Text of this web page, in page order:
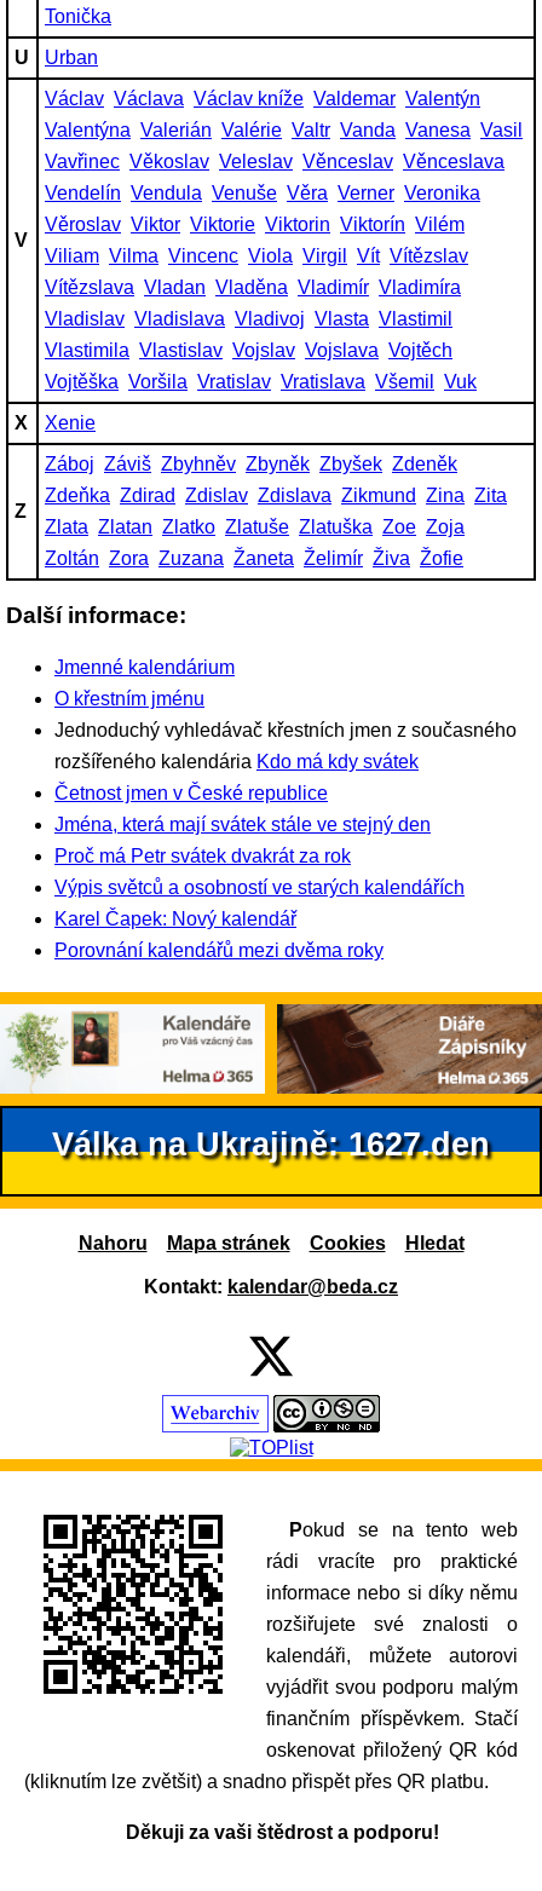
Tonička
U
Urban
V
Václav Václava Václav kníže Valdemar Valentýn
Valentýna Valerián Valérie Valtr Vanda Vanesa Vasil
Vavřinec Věkoslav Veleslav Věnceslav Věnceslava
Vendelín Vendula Venuše Věra Verner Veronika
Věroslav Viktor Viktorie Viktorin Viktorín Vilém
Viliam Vilma Vincenc Viola Virgil Vít Vítězslav
Vítězslava Vladan Vladěna Vladimír Vladimíra
Vladislav Vladislava Vladivoj Vlasta Vlastimil
Vlastimila Vlastislav Vojslav Vojslava Vojtěch
Vojtěška Voršila Vratislav Vratislava Všemil
Vuk
X
Xenie
Z
Záboj Záviš Zbyhněv Zbyněk Zbyšek Zdeněk
Zdeňka Zdirad Zdislav Zdislava Zikmund Zina Zita
Zlata Zlatan Zlatko Zlatuše Zlatuška Zoe Zoja
Zoltán Zora Zuzana Žaneta Želimír Živa Žofie
Další informace:
Jmenné kalendárium
O křestním jménu
Jednoduchý vyhledávač křestních jmen z současného
rozšířeného kalendária Kdo má kdy svátek
Četnost jmen v České republice
Jména, která mají svátek stále ve stejný den
Proč má Petr svátek dvakrát za rok
Výpis světců a osobností ve starých kalendářích
Karel Čapek: Nový kalendář
Porovnání kalendářů mezi dvěma roky
Válka na Ukrajině: 1627.den
Nahoru Mapa stránek Cookies Hledat
Kontakt: kalendar@beda.cz
Pokud se na tento web
rádi vracíte pro praktické
informace nebo si díky němu
rozšiřujete své znalosti o
kalendáři, můžete autorovi
vyjádřit svou podporu malým
finančním příspěvkem. Stačí
oskenovat přiložený QR kód
(kliknutím lze zvětšit) a snadno přispět přes QR platbu.
Děkuji za vaši štědrost a podporu!